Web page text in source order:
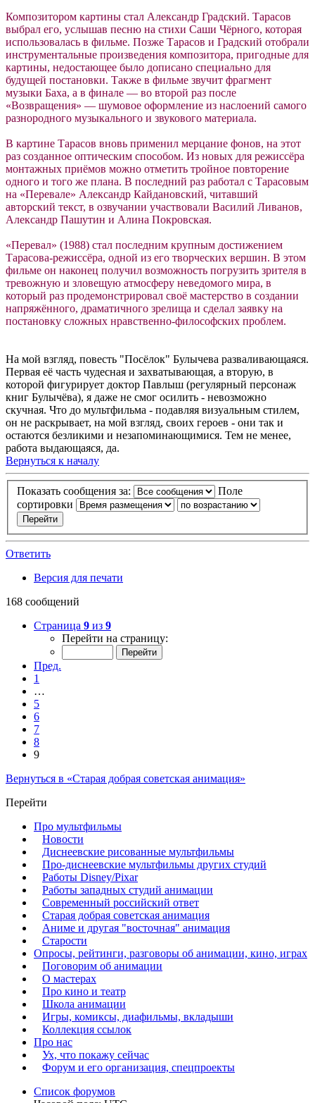
Композитором картины стал Александр Градский. Тарасов
выбрал его, услышав песню на стихи Саши Чёрного, которая
использовалась в фильме. Позже Тарасов и Градский отобрали
инструментальные произведения композитора, пригодные для
картины, недостающее было дописано специально для
будущей постановки. Также в фильме звучит фрагмент
музыки Баха, а в финале — во второй раз после
«Возвращения» — шумовое оформление из наслоений самого
разнородного музыкального и звукового материала.
В картине Тарасов вновь применил мерцание фонов, на этот
раз созданное оптическим способом. Из новых для режиссёра
монтажных приёмов можно отметить тройное повторение
одного и того же плана. В последний раз работал с Тарасовым
на «Перевале» Александр Кайдановский, читавший
авторский текст, в озвучании участвовали Василий Ливанов,
Александр Пашутин и Алина Покровская.
«Перевал» (1988) стал последним крупным достижением
Тарасова-режиссёра, одной из его творческих вершин. В этом
фильме он наконец получил возможность погрузить зрителя в
тревожную и зловещую атмосферу неведомого мира, в
который раз продемонстрировал своё мастерство в создании
напряжённого, драматичного зрелища и сделал заявку на
постановку сложных нравственно-философских проблем.
На мой взгляд, повесть "Посёлок" Булычева разваливающаяся.
Первая её часть чудесная и захватывающая, а вторую, в
которой фигурирует доктор Павлыш (регулярный персонаж
книг Булычёва), я даже не смог осилить - невозможно
скучная. Что до мультфильма - подавляя визуальным стилем,
он не раскрывает, на мой взгляд, своих героев - они так и
остаются безликими и незапоминающимися. Тем не менее,
работа выдающаяся, да.
Вернуться к началу
Показать сообщения за:
Поле
сортировки
Ответить
Версия для печати
168 сообщений
Страница 9 из 9
Перейти на страницу:
Пред.
1
…
5
6
7
8
9
Вернуться в «Старая добрая советская анимация»
Перейти
Про мультфильмы
Новости
Диснеевские рисованные мультфильмы
Про-диснеевские мультфильмы других студий
Работы Disney/Pixar
Работы западных студий анимации
Современный российский ответ
Старая добрая советская анимация
Аниме и другая "восточная" анимация
Старости
Опросы, рейтинги, разговоры об анимации, кино, играх
Поговорим об анимации
О мастерах
Про кино и театр
Школа анимации
Игры, комиксы, диафильмы, вкладыши
Коллекция ссылок
Про нас
Ух, что покажу сейчас
Форум и его организация, спецпроекты
Список форумов